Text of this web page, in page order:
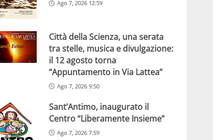
Ago 7, 2026 12:59
Città della Scienza, una serata
tra stelle, musica e divulgazione:
il 12 agosto torna
“Appuntamento in Via Lattea”
Ago 7, 2026 9:50
Sant’Antimo, inaugurato il
Centro “Liberamente Insieme”
Ago 7, 2026 7:59